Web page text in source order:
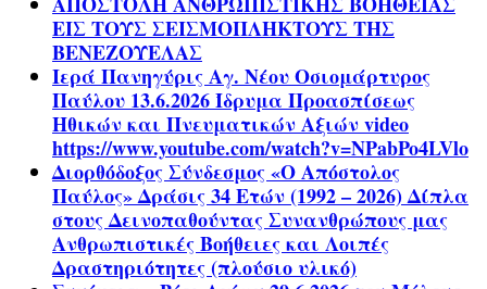
ΕΙΣ ΤΟΥΣ ΣΕΙΣΜΟΠΛΗΚΤΟΥΣ ΤΗΣ
ΒΕΝΕΖΟΥΕΛΑΣ
Ιερά Πανηγύρις Αγ. Νέου Οσιομάρτυρος
Παύλου 13.6.2026 Ίδρυμα Προασπίσεως
Ηθικών και Πνευματικών Αξιών video
https://www.youtube.com/watch?v=NPabPo4LVlo
Διορθόδοξος Σύνδεσμος «Ο Απόστολος
Παύλος» Δράσις 34 Ετών (1992 – 2026) Δίπλα
στους Δεινοπαθούντας Συνανθρώπους μας
Ανθρωπιστικές Βοήθειες και Λοιπές
Δραστηριότητες (πλούσιο υλικό)